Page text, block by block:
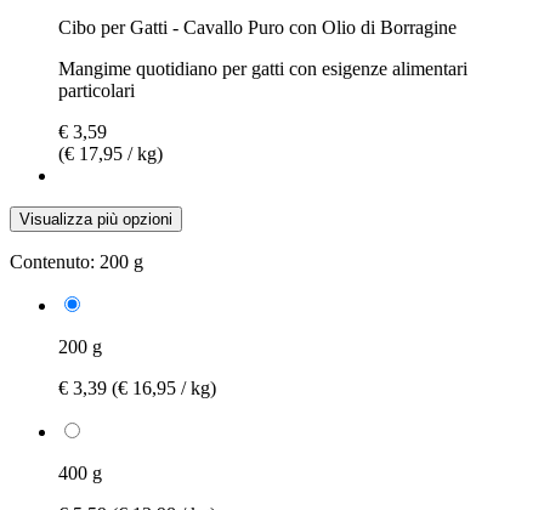
Cibo per Gatti - Cavallo Puro con Olio di Borragine
Mangime quotidiano per gatti con esigenze alimentari
particolari
€ 3,59
(€ 17,95 / kg)
Visualizza più opzioni
Contenuto: 200 g
200 g
€ 3,39 (€ 16,95 / kg)
400 g